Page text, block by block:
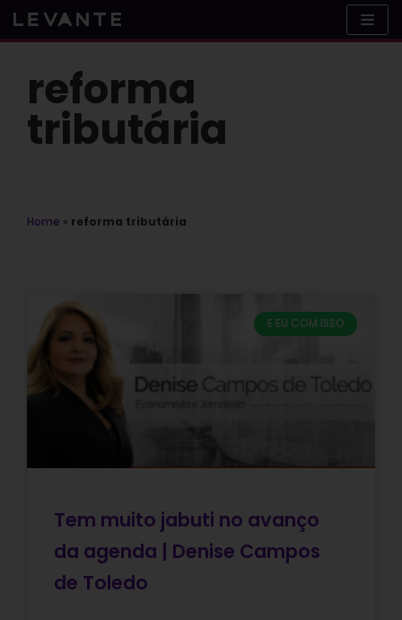
Skip
to
reforma
tributária
Home » reforma tributária
E EU COM ISSO
Tem muito jabuti no avanço
da agenda | Denise Campos
de Toledo